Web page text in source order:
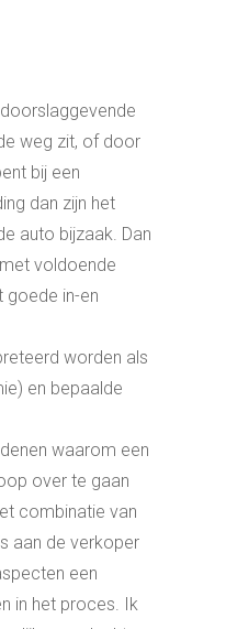
weg zit, of door
bij een
dan zijn het
auto bijzaak. Dan
voldoende
goede in-en
worden als
en bepaalde
waarom een
over te gaan
combinatie van
aan de verkoper
een
in het proces. Ik